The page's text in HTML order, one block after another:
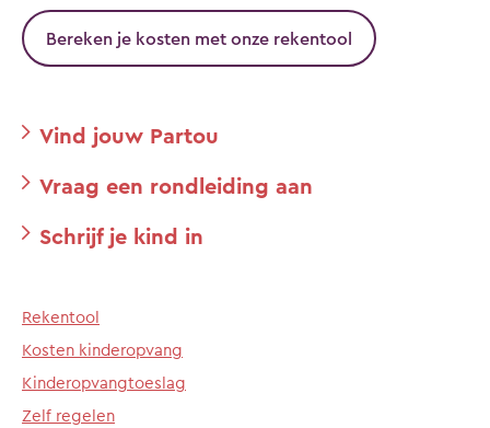
Bereken je kosten met onze rekentool
Vind jouw Partou
Vraag een rondleiding aan
Schrijf je kind in
Rekentool
Kosten kinderopvang
Kinderopvangtoeslag
Zelf regelen